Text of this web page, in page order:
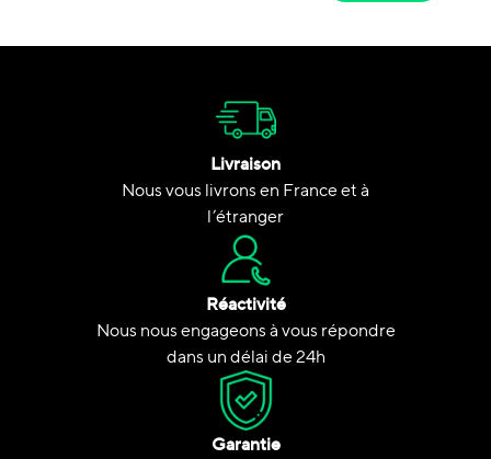
Livraison
Nous vous livrons en France et à
l’étranger
Réactivité
Nous nous engageons à vous répondre
dans un délai de 24h
Garantie